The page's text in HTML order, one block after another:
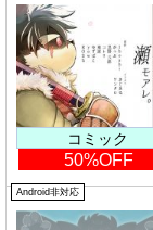
コミック
50%OFF
Android非対応